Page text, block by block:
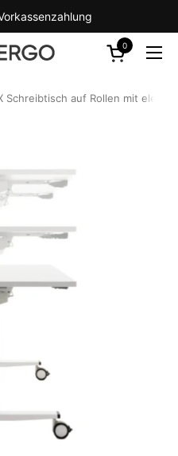
Open cart
0
Schreibtisch auf Rollen mit